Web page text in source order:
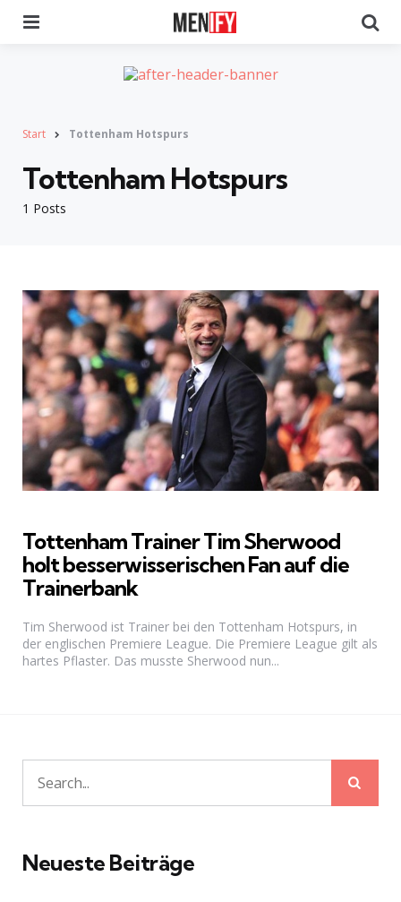
Start Tottenham Hotspurs
1 Posts
Tottenham Hotspurs
Tottenham Trainer Tim Sherwood
holt besserwisserischen Fan auf die
Trainerbank
Tim Sherwood ist Trainer bei den Tottenham Hotspurs, in
der englischen Premiere League. Die Premiere League gilt als
hartes Pflaster. Das musste Sherwood nun...
Search
for:
Neueste Beiträge